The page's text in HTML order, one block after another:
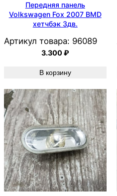
Передняя панель
Volkswagen Fox 2007 BMD
хетчбэк 3дв.
Артикул товара: 96089
3.300₽
В корзину